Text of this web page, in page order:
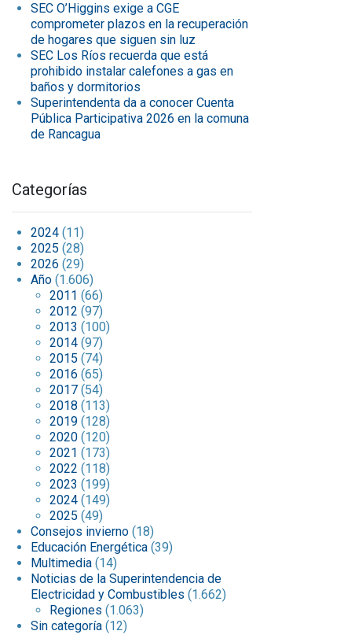
SEC O’Higgins exige a CGE
comprometer plazos en la recuperación
de hogares que siguen sin luz
SEC Los Ríos recuerda que está
prohibido instalar calefones a gas en
baños y dormitorios
Superintendenta da a conocer Cuenta
Pública Participativa 2026 en la comuna
de Rancagua
Categorías
2024 (11)
2025 (28)
2026 (29)
Año (1.606)
2011 (66)
2012 (97)
2013 (100)
2014 (97)
2015 (74)
2016 (65)
2017 (54)
2018 (113)
2019 (128)
2020 (120)
2021 (173)
2022 (118)
2023 (199)
2024 (149)
2025 (49)
Consejos invierno (18)
Educación Energética (39)
Multimedia (14)
Noticias de la Superintendencia de
Electricidad y Combustibles (1.662)
Regiones (1.063)
Sin categoría (12)